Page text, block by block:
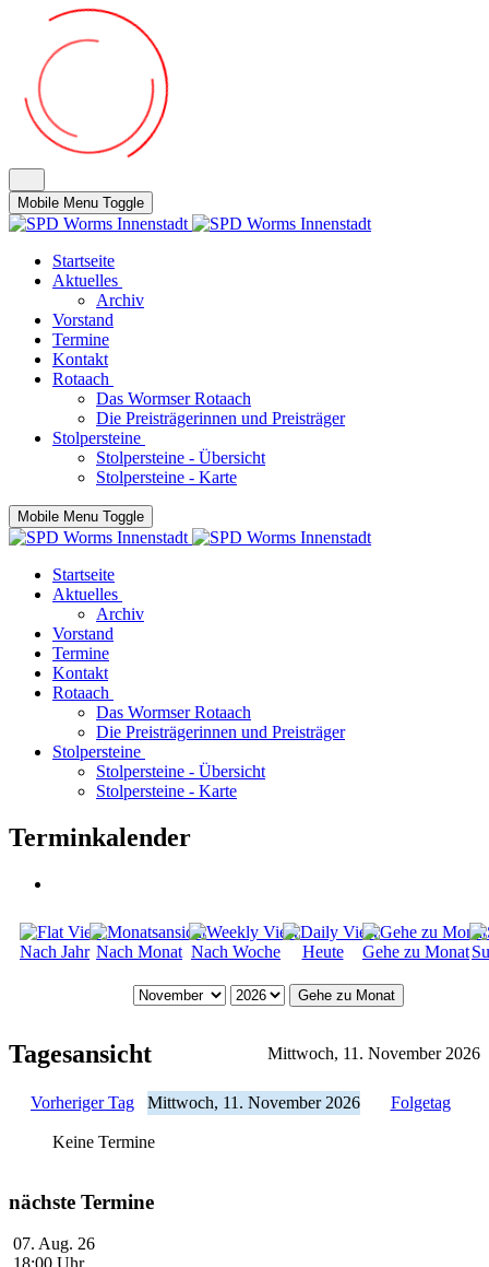
Mobile Menu Toggle
Startseite
Aktuelles
Archiv
Vorstand
Termine
Kontakt
Rotaach
Das Wormser Rotaach
Die Preisträgerinnen und Preisträger
Stolpersteine
Stolpersteine - Übersicht
Stolpersteine - Karte
Mobile Menu Toggle
Startseite
Aktuelles
Archiv
Vorstand
Termine
Kontakt
Rotaach
Das Wormser Rotaach
Die Preisträgerinnen und Preisträger
Stolpersteine
Stolpersteine - Übersicht
Stolpersteine - Karte
Terminkalender
Nach Jahr Nach Monat Nach Woche Heute Gehe zu Monat
Gehe zu Monat
Tagesansicht Mittwoch, 11. November 2026
Vorheriger Tag Mittwoch, 11. November 2026 Folgetag
Keine Termine
nächste Termine
07. Aug. 26